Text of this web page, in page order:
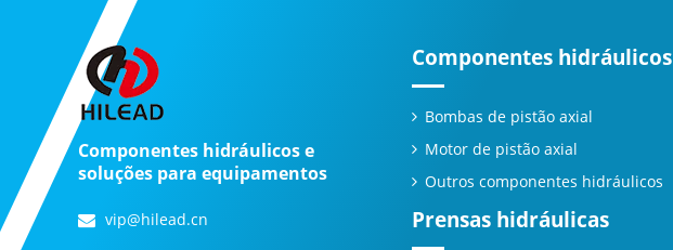
Componentes hidráulicos e
soluções para equipamentos
vip@hilead.cn
Componentes hidráulicos
Bombas de pistão axial
Motor de pistão axial
Outros componentes hidráulicos
Prensas hidráulicas